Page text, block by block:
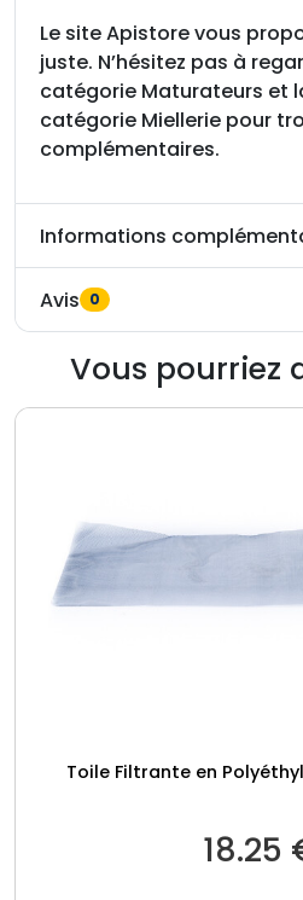
Le site Apistore vous
juste. N’hésitez pas à
catégorie Maturateurs et
catégorie Miellerie pour
complémentaires.
Informations
Avis 0
Vous pourriez
Toile Filtrante en
18.25